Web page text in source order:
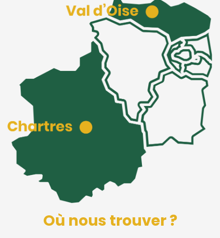
Où nous trouver ?